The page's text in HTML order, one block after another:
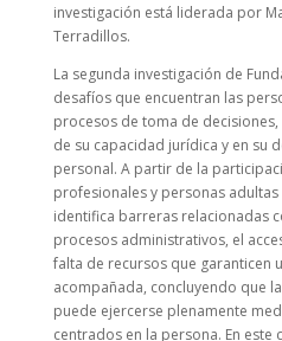
investigación está liderada por
Terradillos.
La segunda investigación de
desafíos que encuentran las
procesos de toma de
de su capacidad jurídica y en su
personal. A partir de la
profesionales y personas
identifica barreras relacionadas
procesos administrativos, el
falta de recursos que garanticen
acompañada, concluyendo que
puede ejercerse plenamente
centrados en la persona. En este